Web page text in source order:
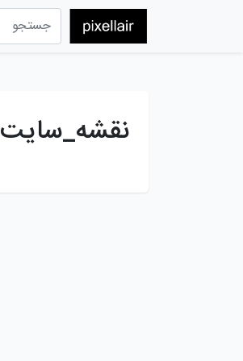
نقشه_سایت